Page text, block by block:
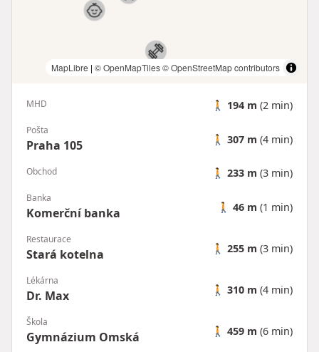
MapLibre | © OpenMapTiles© OpenStreetMap contributors
MHD 🚶 194 m (2 min)
Pošta
Praha 105 🚶 307 m (4 min)
Obchod 🚶 233 m (3 min)
Banka
Komerční banka 🚶 46 m (1 min)
Restaurace
Stará kotelna 🚶 255 m (3 min)
Lékárna
Dr. Max 🚶 310 m (4 min)
Škola
Gymnázium Omská 🚶 459 m (6 min)